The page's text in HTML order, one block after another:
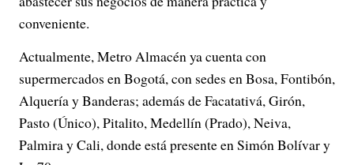
conveniente.
Actualmente, Metro Almacén ya cuenta con
supermercados en Bogotá, con sedes en Bosa, Fontibón,
Alquería y Banderas; además de Facatativá, Girón,
Pasto (Único), Pitalito, Medellín (Prado), Neiva,
Palmira y Cali, donde está presente en Simón Bolívar y